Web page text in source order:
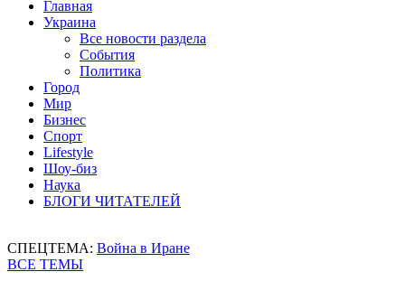
Главная
Украина
Все новости раздела
События
Политика
Город
Мир
Бизнес
Спорт
Lifestyle
Шоу-биз
Наука
БЛОГИ ЧИТАТЕЛЕЙ
СПЕЦТЕМА: Война в Иране
ВСЕ ТЕМЫ